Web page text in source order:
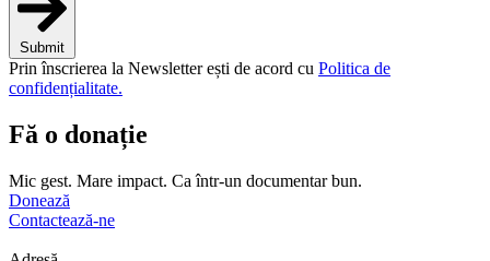
Submit
Prin înscrierea la Newsletter ești de acord cu Politica de
confidențialitate.
Fă o donație
Mic gest. Mare impact. Ca într-un documentar bun.
Donează
Contactează-ne